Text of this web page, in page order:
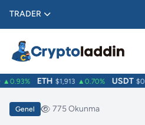
TRADER
ETH $1,913 ▲0.70% USDT
Genel 775 Okunma